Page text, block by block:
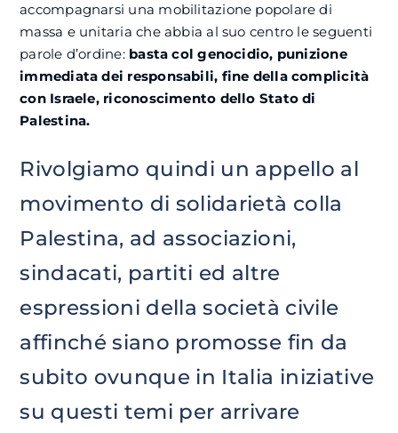
accompagnarsi una mobilitazione popolare di
massa e unitaria che abbia al suo centro le seguenti
parole d’ordine: basta col genocidio, punizione
immediata dei responsabili, fine della complicità
con Israele, riconoscimento dello Stato di
Palestina.
Rivolgiamo quindi un appello al
movimento di solidarietà colla
Palestina, ad associazioni,
sindacati, partiti ed altre
espressioni della società civile
affinché siano promosse fin da
subito ovunque in Italia iniziative
su questi temi per arrivare